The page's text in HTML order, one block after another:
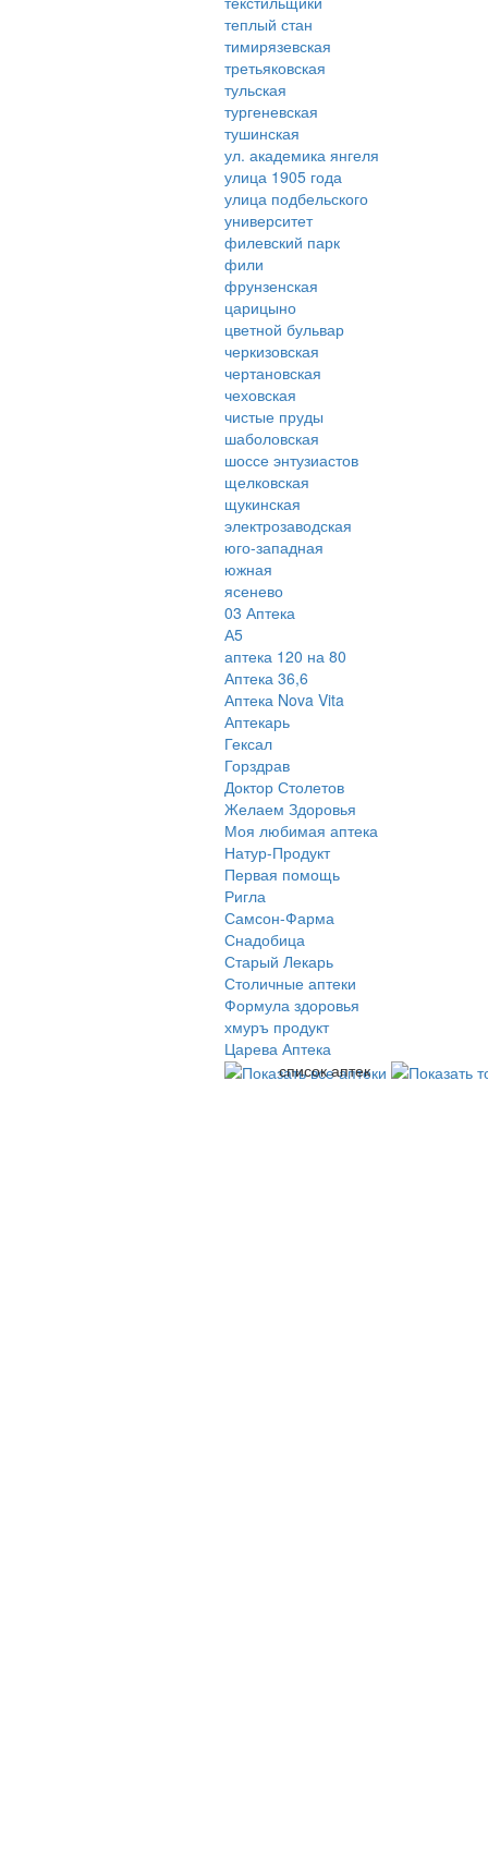
теплый стан
тимирязевская
третьяковская
тульская
тургеневская
тушинская
ул. академика янгеля
улица 1905 года
улица подбельского
университет
филевский парк
фили
фрунзенская
царицыно
цветной бульвар
черкизовская
чертановская
чеховская
чистые пруды
шаболовская
шоссе энтузиастов
щелковская
щукинская
электрозаводская
юго-западная
южная
ясенево
03 Аптека
А5
аптека 120 на 80
Аптека 36,6
Аптека Nova Vita
Аптекарь
Гексал
Горздрав
Доктор Столетов
Желаем Здоровья
Моя любимая аптека
Натур-Продукт
Первая помощь
Ригла
Самсон-Фарма
Снадобица
Старый Лекарь
Столичные аптеки
Формула здоровья
хмуръ продукт
Царева Аптека
список аптек